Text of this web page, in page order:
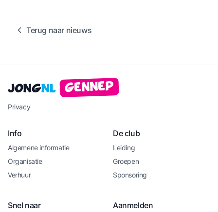
Terug naar nieuws
JongNL Gennep
Privacy
Info
Algemene informatie
Organisatie
Verhuur
De club
Leiding
Groepen
Sponsoring
Snel naar Aanmelden